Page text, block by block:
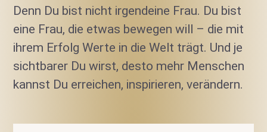
Denn Du bist nicht irgendeine Frau. Du bist
eine Frau, die etwas bewegen will – die mit
ihrem Erfolg Werte in die Welt trägt. Und je
sichtbarer Du wirst, desto mehr Menschen
kannst Du erreichen, inspirieren, verändern.